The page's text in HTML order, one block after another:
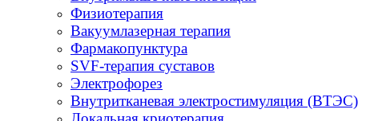
Физиотерапия
Вакуумлазерная терапия
Фармакопунктура
SVF-терапия суставов
Электрофорез
Внутритканевая электростимуляция (ВТЭС)